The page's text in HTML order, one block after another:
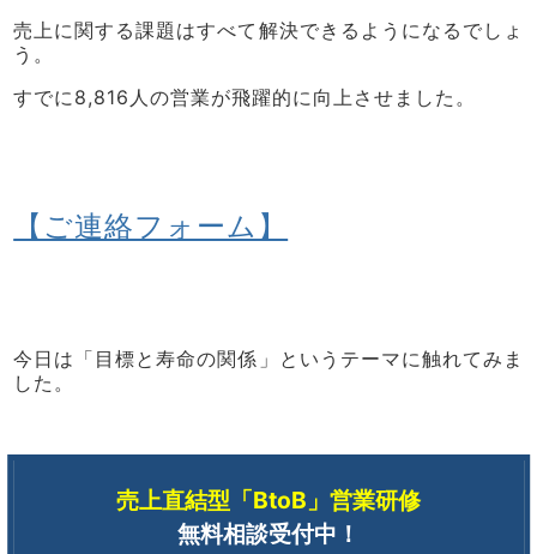
売上に関する課題はすべて解決できるようになるでしょ
う。
すでに8,816人の営業が飛躍的に向上させました。
【ご連絡フォーム】
今日は「目標と寿命の関係」というテーマに触れてみま
した。
売上直結型「BtoB」営業研修
無料相談受付中！